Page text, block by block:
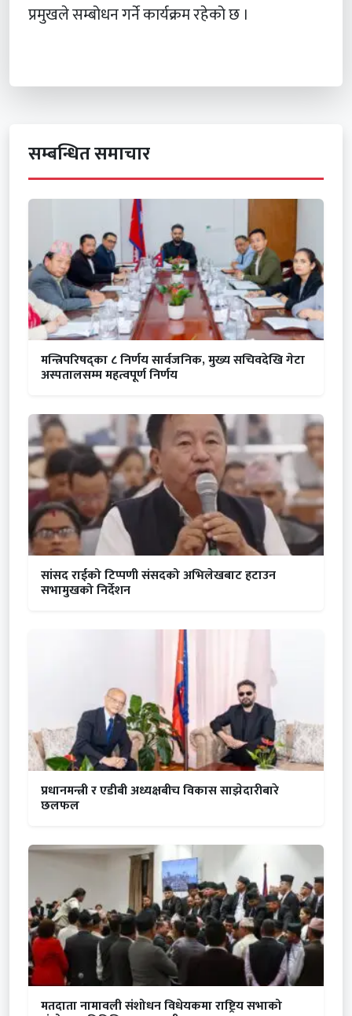
प्रमुखले सम्बोधन गर्ने कार्यक्रम रहेको छ ।
सम्बन्धित समाचार
मन्त्रिपरिषद्का ८ निर्णय सार्वजनिक, मुख्य सचिवदेखि गेटा
अस्पतालसम्म महत्वपूर्ण निर्णय
सांसद राईको टिप्पणी संसदको अभिलेखबाट हटाउन
सभामुखको निर्देशन
प्रधानमन्त्री र एडीबी अध्यक्षबीच विकास साझेदारीबारे
छलफल
मतदाता नामावली संशोधन विधेयकमा राष्ट्रिय सभाको